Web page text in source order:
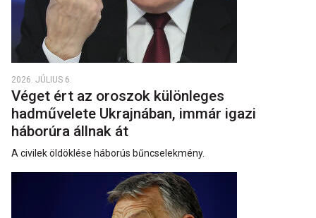
2026. JÚLIUS 6.
Véget ért az oroszok különleges
hadművelete Ukrajnában, immár igazi
háborúra állnak át
A civilek öldöklése háborús bűncselekmény.